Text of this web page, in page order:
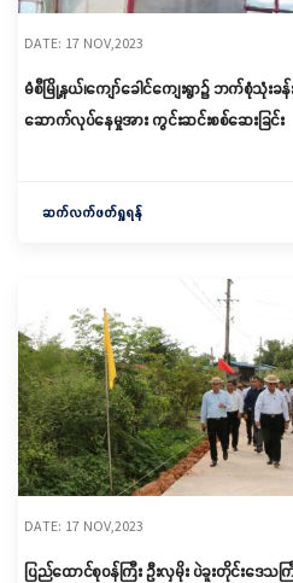
DATE: 17 NOV,2023
မံစီမြို့နယ်၊ကျော်ခေါင်ကျေးရွာ၌ ဘက်စုံသုံးခန်
ဆောက်လုပ်နေမှုအား ကွင်းဆင်းစစ်ဆေးခြင်း
ဆက်လက်ဖတ်ရှုရန်
DATE: 17 NOV,2023
ပြည်ထောင်စုဝန်ကြီး ဦးလှမိုး ပဲခူးတိုင်းဒေသက